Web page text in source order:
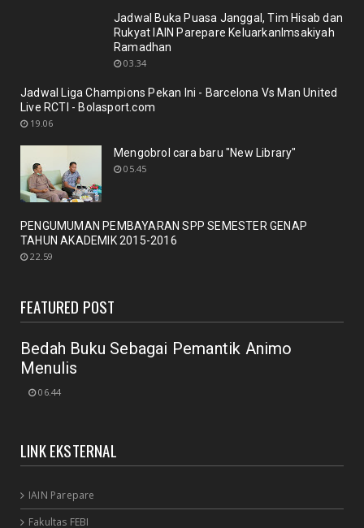
November 10, 2020
UNCATEGORIZED
Nuansa berbunga bunga bentuk respon terhadap
October 21, 2020
Membicarakan Kesiapan perpustakaan bagi
pemustaka baru
Mengobrol cara baru "New Library"
September 12, 2020
Jadwal Buka Puasa Janggal, Tim Hisab dan
Rukyat IAIN Parepare KeluarkanImsakiyah
Ramadhan
03.34
Jadwal Liga Champions Pekan Ini - Barcelona Vs Man United
Live RCTI - Bolasport.com
19.06
Mengobrol cara baru "New Library"
05.45
PENGUMUMAN PEMBAYARAN SPP SEMESTER GENAP
TAHUN AKADEMIK 2015-2016
22.59
FEATURED POST
Bedah Buku Sebagai Pemantik Animo
Menulis
06.44
LINK EKSTERNAL
IAIN Parepare
Fakultas FEBI